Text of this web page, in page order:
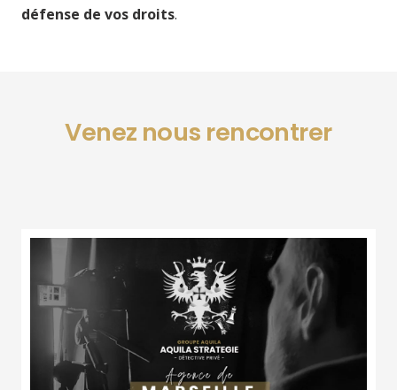
défense de vos droits.
Venez nous rencontrer